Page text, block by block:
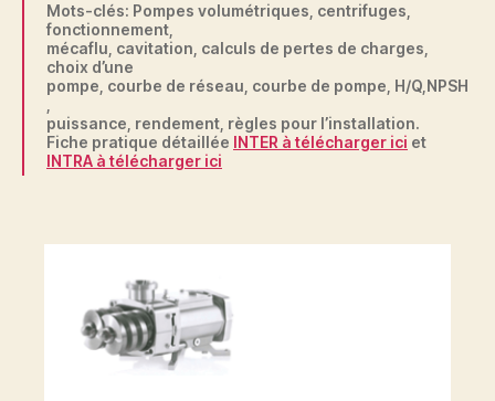
Mots-clés: Pompes volumétriques, centrifuges,
fonctionnement,
mécaflu, cavitation, calculs de pertes de charges,
choix d’une
pompe, courbe de réseau, courbe de pompe, H/Q,NPSH
,
puissance, rendement, règles pour l’installation.
Fiche pratique détaillée INTER à télécharger ici et
INTRA à télécharger ici